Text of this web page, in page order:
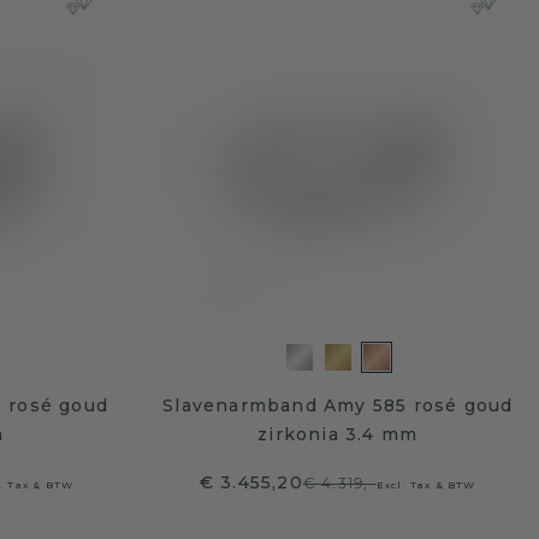
rosé goud
Tax & BTW
Slavenarmband Amy 585 rosé goud
zirkonia 3.4 mm
€ 3.455,20€ 4.319,-Excl. Tax & BTW